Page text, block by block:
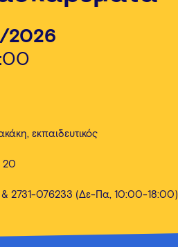
2026
εκπαιδευτικός
20
& 2731-076233 (Δε-Πα, 10:00-18:00)